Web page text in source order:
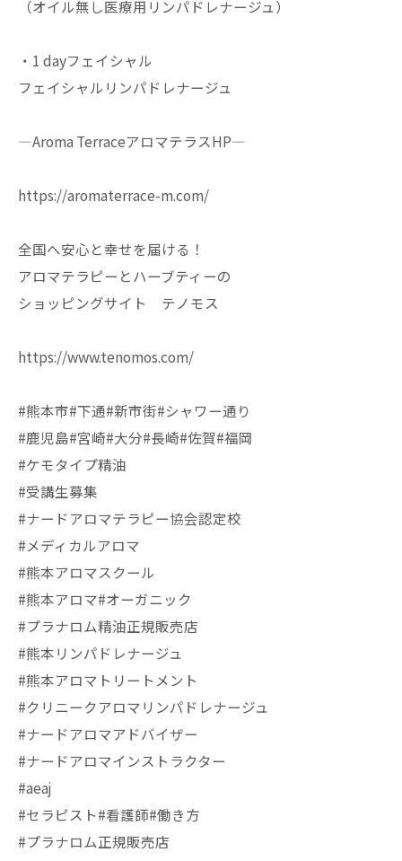
（オイル無し医療用リンパドレナージュ）
・1 dayフェイシャル
フェイシャルリンパドレナージュ
—Aroma TerraceアロマテラスHP—
https://aromaterrace-m.com/
全国へ安心と幸せを届ける！
アロマテラピーとハーブティーの
ショッピングサイト テノモス
https://www.tenomos.com/
#熊本市#下通#新市街#シャワー通り
#鹿児島#宮崎#大分#長崎#佐賀#福岡
#ケモタイプ精油
#受講生募集
#ナードアロマテラピー協会認定校
#メディカルアロマ
#熊本アロマスクール
#熊本アロマ#オーガニック
#プラナロム精油正規販売店
#熊本リンパドレナージュ
#熊本アロマトリートメント
#クリニークアロマリンパドレナージュ
#ナードアロマアドバイザー
#ナードアロマインストラクター
#aeaj
#セラピスト#看護師#働き方
#プラナロム正規販売店